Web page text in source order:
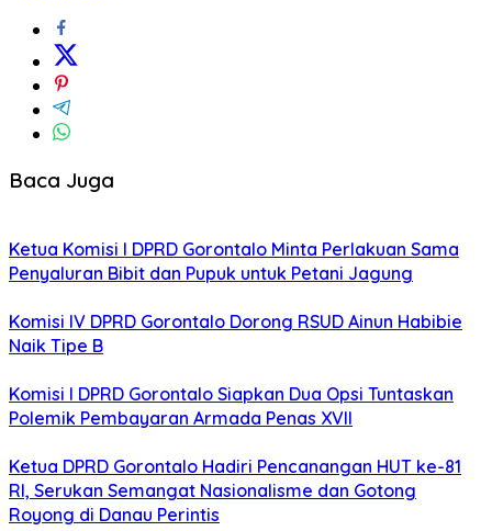
Baca Juga
Ketua Komisi I DPRD Gorontalo Minta Perlakuan Sama
Penyaluran Bibit dan Pupuk untuk Petani Jagung
Komisi IV DPRD Gorontalo Dorong RSUD Ainun Habibie
Naik Tipe B
Komisi I DPRD Gorontalo Siapkan Dua Opsi Tuntaskan
Polemik Pembayaran Armada Penas XVII
Ketua DPRD Gorontalo Hadiri Pencanangan HUT ke-81
RI, Serukan Semangat Nasionalisme dan Gotong
Royong di Danau Perintis